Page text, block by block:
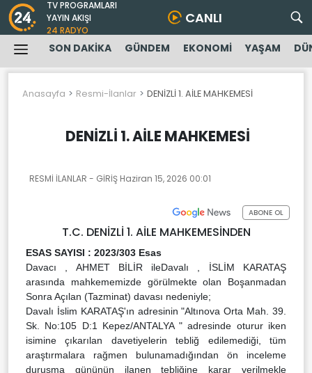
TV PROGRAMLARI
YAYIN AKIŞI
24 RADYO
CANLI
SON DAKİKA GÜNDEM EKONOMİ YAŞAM
Anasayfa Resmi-İlanlar DENİZLİ 1. AİLE MAHKEMESİ
DENİZLİ 1. AİLE MAHKEMESİ
RESMİ İLANLAR - GİRİŞ Haziran 15, 2026 00:01
ABONE OL
T.C. DENİZLİ 1. AİLE MAHKEMESİNDEN
ESAS SAYISI : 2023/303 Esas
Davacı , AHMET BİLİR ileDavalı , İSLİM KARATAŞ
arasında mahkememizde görülmekte olan Boşanmadan
Sonra Açılan (Tazminat) davası nedeniyle;
Davalı İslim KARATAŞ'ın adresinin "Altınova Orta Mah. 39.
Sk. No:105 D:1 Kepez/ANTALYA " adresinde oturur iken
isimine çıkarılan davetiyelerin tebliğ edilemediği, tüm
araştırmalara rağmen bulunamadığından ön inceleme
duruşma gününün ilanen tebliğine karar verilmekle